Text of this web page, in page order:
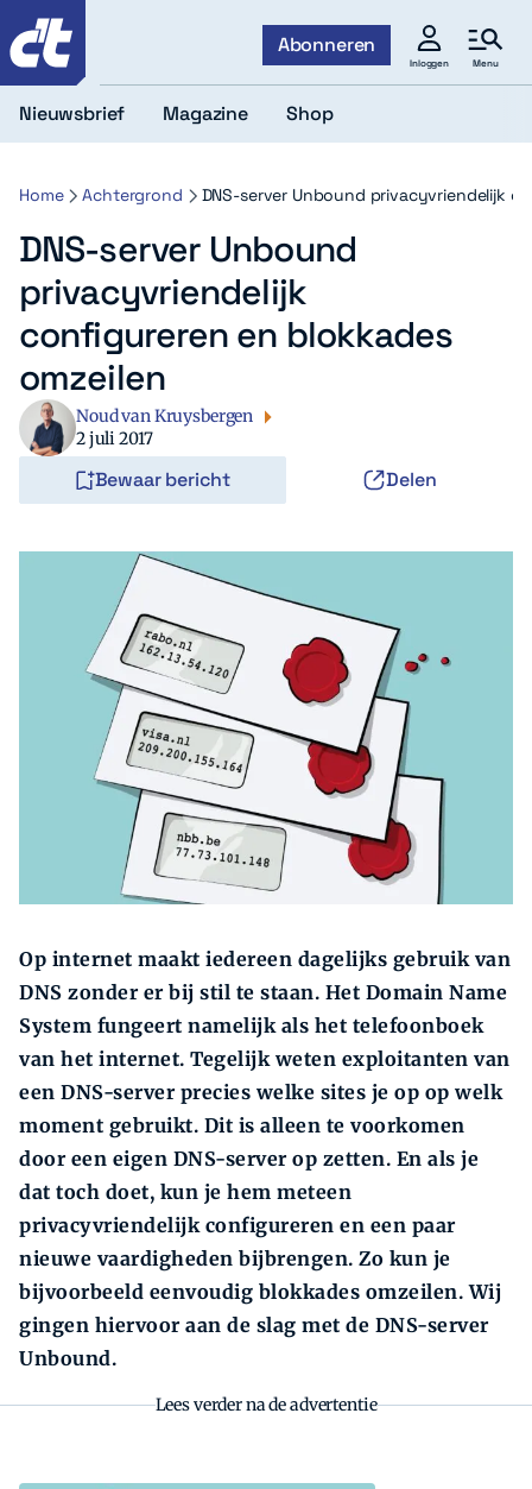
Abonneren
Inloggen Menu
Nieuwsbrief Magazine Shop
Home Achtergrond DNS-server Unbound privacyvriendelijk
DNS-server Unbound
privacyvriendelijk
configureren en blokkades
omzeilen
Noud van Kruysbergen
2 juli 2017
Bewaar bericht Delen
Op internet maakt iedereen dagelijks gebruik van
DNS zonder er bij stil te staan. Het Domain Name
System fungeert namelijk als het telefoonboek
van het internet. Tegelijk weten exploitanten van
een DNS-server precies welke sites je op op welk
moment gebruikt. Dit is alleen te voorkomen
door een eigen DNS-server op zetten. En als je
dat toch doet, kun je hem meteen
privacyvriendelijk configureren en een paar
nieuwe vaardigheden bijbrengen. Zo kun je
bijvoorbeeld eenvoudig blokkades omzeilen. Wij
gingen hiervoor aan de slag met de DNS-server
Unbound.
Lees verder na de advertentie